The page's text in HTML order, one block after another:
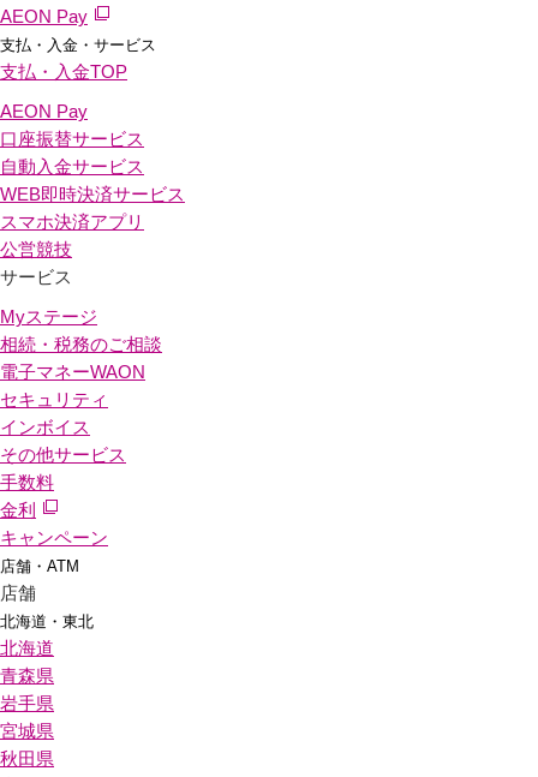
AEON Pay
支払・入金・サービス
支払・入金TOP
AEON Pay
口座振替サービス
自動入金サービス
WEB即時決済サービス
スマホ決済アプリ
公営競技
サービス
Myステージ
相続・税務のご相談
電子マネーWAON
セキュリティ
インボイス
その他サービス
手数料
金利
キャンペーン
店舗・ATM
店舗
北海道・東北
北海道
青森県
岩手県
宮城県
秋田県